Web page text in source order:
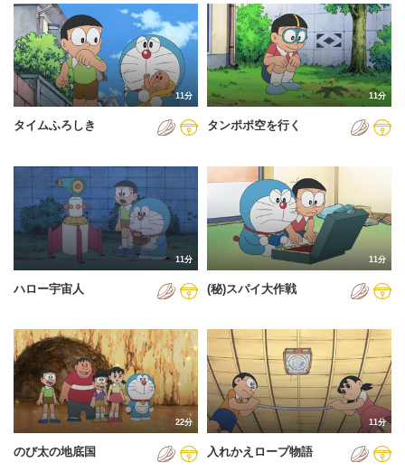
2024年
2025年
2026年
11分
タイムふろしき
11分
タンポポ空を行く
11分
ハロー宇宙人
11分
(秘)スパイ大作戦
22分
のび太の地底国
11分
入れかえロープ物語